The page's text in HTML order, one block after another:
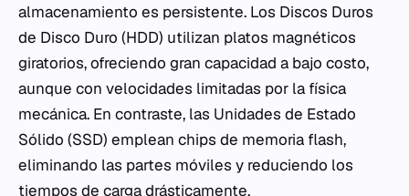
almacenamiento es persistente. Los Discos Duros
de Disco Duro (HDD) utilizan platos magnéticos
giratorios, ofreciendo gran capacidad a bajo costo,
aunque con velocidades limitadas por la física
mecánica. En contraste, las Unidades de Estado
Sólido (SSD) emplean chips de memoria flash,
eliminando las partes móviles y reduciendo los
tiempos de carga drásticamente.